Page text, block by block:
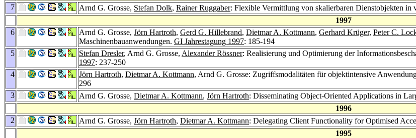
7
Arnd G. Grosse, Stefan Dolk, Rainer Ruggaber: Flexible Vermittlung von skalierbaren Dienstobjekten in
1997
6
Arnd G. Grosse, Jörn Hartroth, Gerd G. Hillebrand, Dietmar A. Kottmann, Gerhard Krüger, Peter C.
Maschinenbauanwendungen. GI Jahrestagung 1997: 185-194
5
Stefan Dresler, Arnd G. Grosse, Alexander Rössner: Realisierung und Optimierung der
1997: 237-250
4
Jörn Hartroth, Dietmar A. Kottmann, Arnd G. Grosse: Zugriffsmodalitäten für objektintensive
296
3
Arnd G. Grosse, Dietmar A. Kottmann, Jörn Hartroth: Disseminating Object-Oriented Applications in
1996
2
Arnd G. Grosse, Jörn Hartroth, Dietmar A. Kottmann: Delegating Client Functionality for Optimised
1995